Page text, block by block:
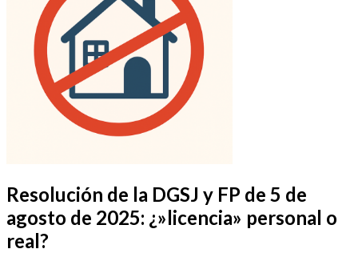
Resolución de la DGSJ y FP de 5 de
agosto de 2025: ¿»licencia» personal o
real?